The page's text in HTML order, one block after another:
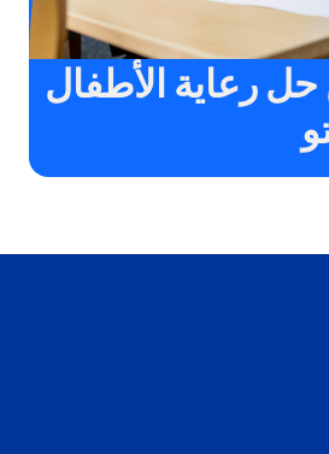
رعاية الأطفال